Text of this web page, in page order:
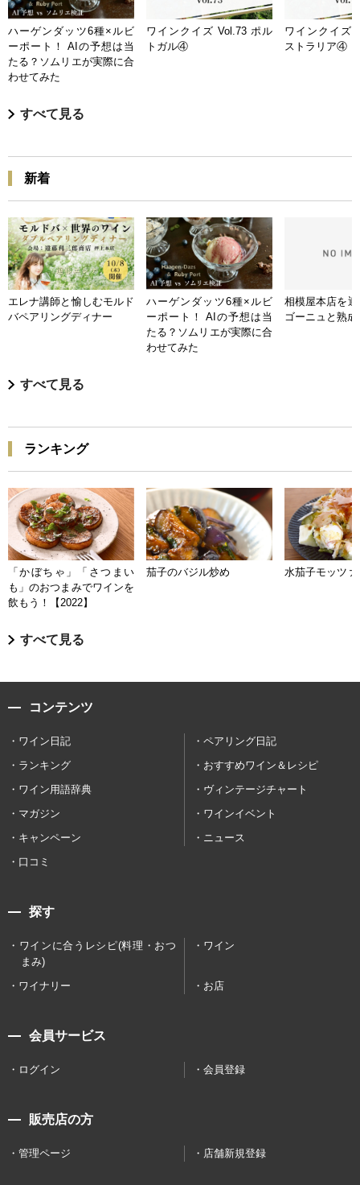
ハーゲンダッツ6種×ルビ
ーポート！ AIの予想は当
たる？ソムリエが実際に合
わせてみた
ワインクイズ Vol.73 ポル
トガル④
ワインクイズ
ストラリア④
すべて見る
新着
エレナ講師と愉しむモルド
バペアリングディナー
ハーゲンダッツ6種×ルビ
ーポート！ AIの予想は当
たる？ソムリエが実際に合
わせてみた
相模屋本店を
ゴーニュと熟
すべて見る
ランキング
「かぼちゃ」「さつまい
も」のおつまみでワインを
飲もう！【2022】
茄子のバジル炒め 水茄子モッツァ
すべて見る
コンテンツ
ワイン日記
ペアリング日記
ランキング
おすすめワイン＆レシピ
ワイン用語辞典
ヴィンテージチャート
マガジン
ワインイベント
キャンペーン
ニュース
口コミ
探す
ワインに合うレシピ(料理・おつ
まみ)
ワイン
ワイナリー お店
会員サービス
ログイン 会員登録
販売店の方
管理ページ 店舗新規登録